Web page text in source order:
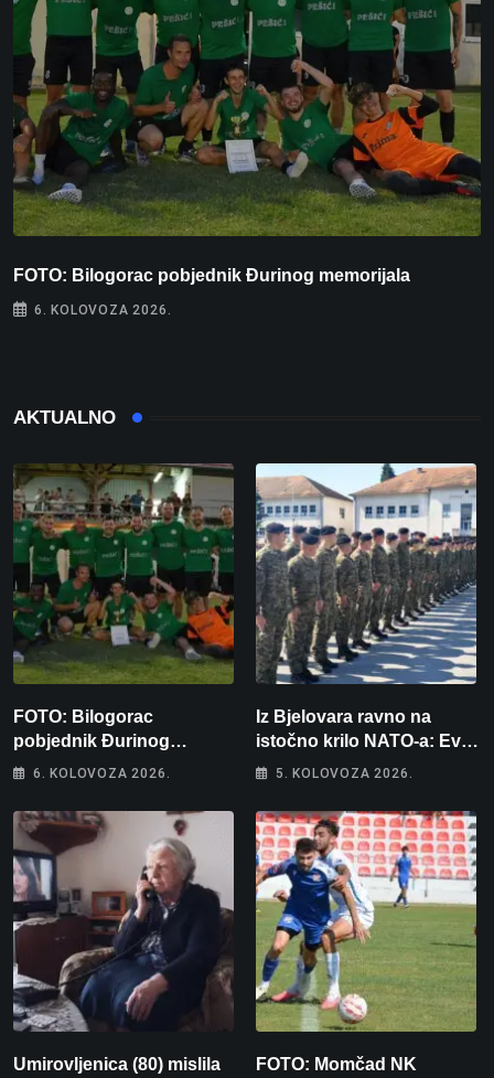
FOTO: Bilogorac pobjednik Đurinog memorijala
6. KOLOVOZA 2026.
AKTUALNO
FOTO: Bilogorac
pobjednik Đurinog
memorijala
6. KOLOVOZA 2026.
Iz Bjelovara ravno na
istočno krilo NATO-a: Evo
kamo odlazi 82 hrvatska
5. KOLOVOZA 2026.
Umirovljenica (80) mislila
FOTO: Momčad NK